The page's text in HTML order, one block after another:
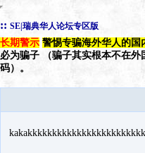
:: SE|瑞典华人论坛专区版
长期警示 警惕专骗海外华人的国
必为骗子 （骗子其实根本不在
码）。